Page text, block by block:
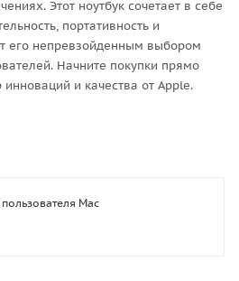
Этот ноутбук сочетает в себе
портативность и
его непревзойденным выбором
Начните покупки прямо
и качества от Apple.
Mac